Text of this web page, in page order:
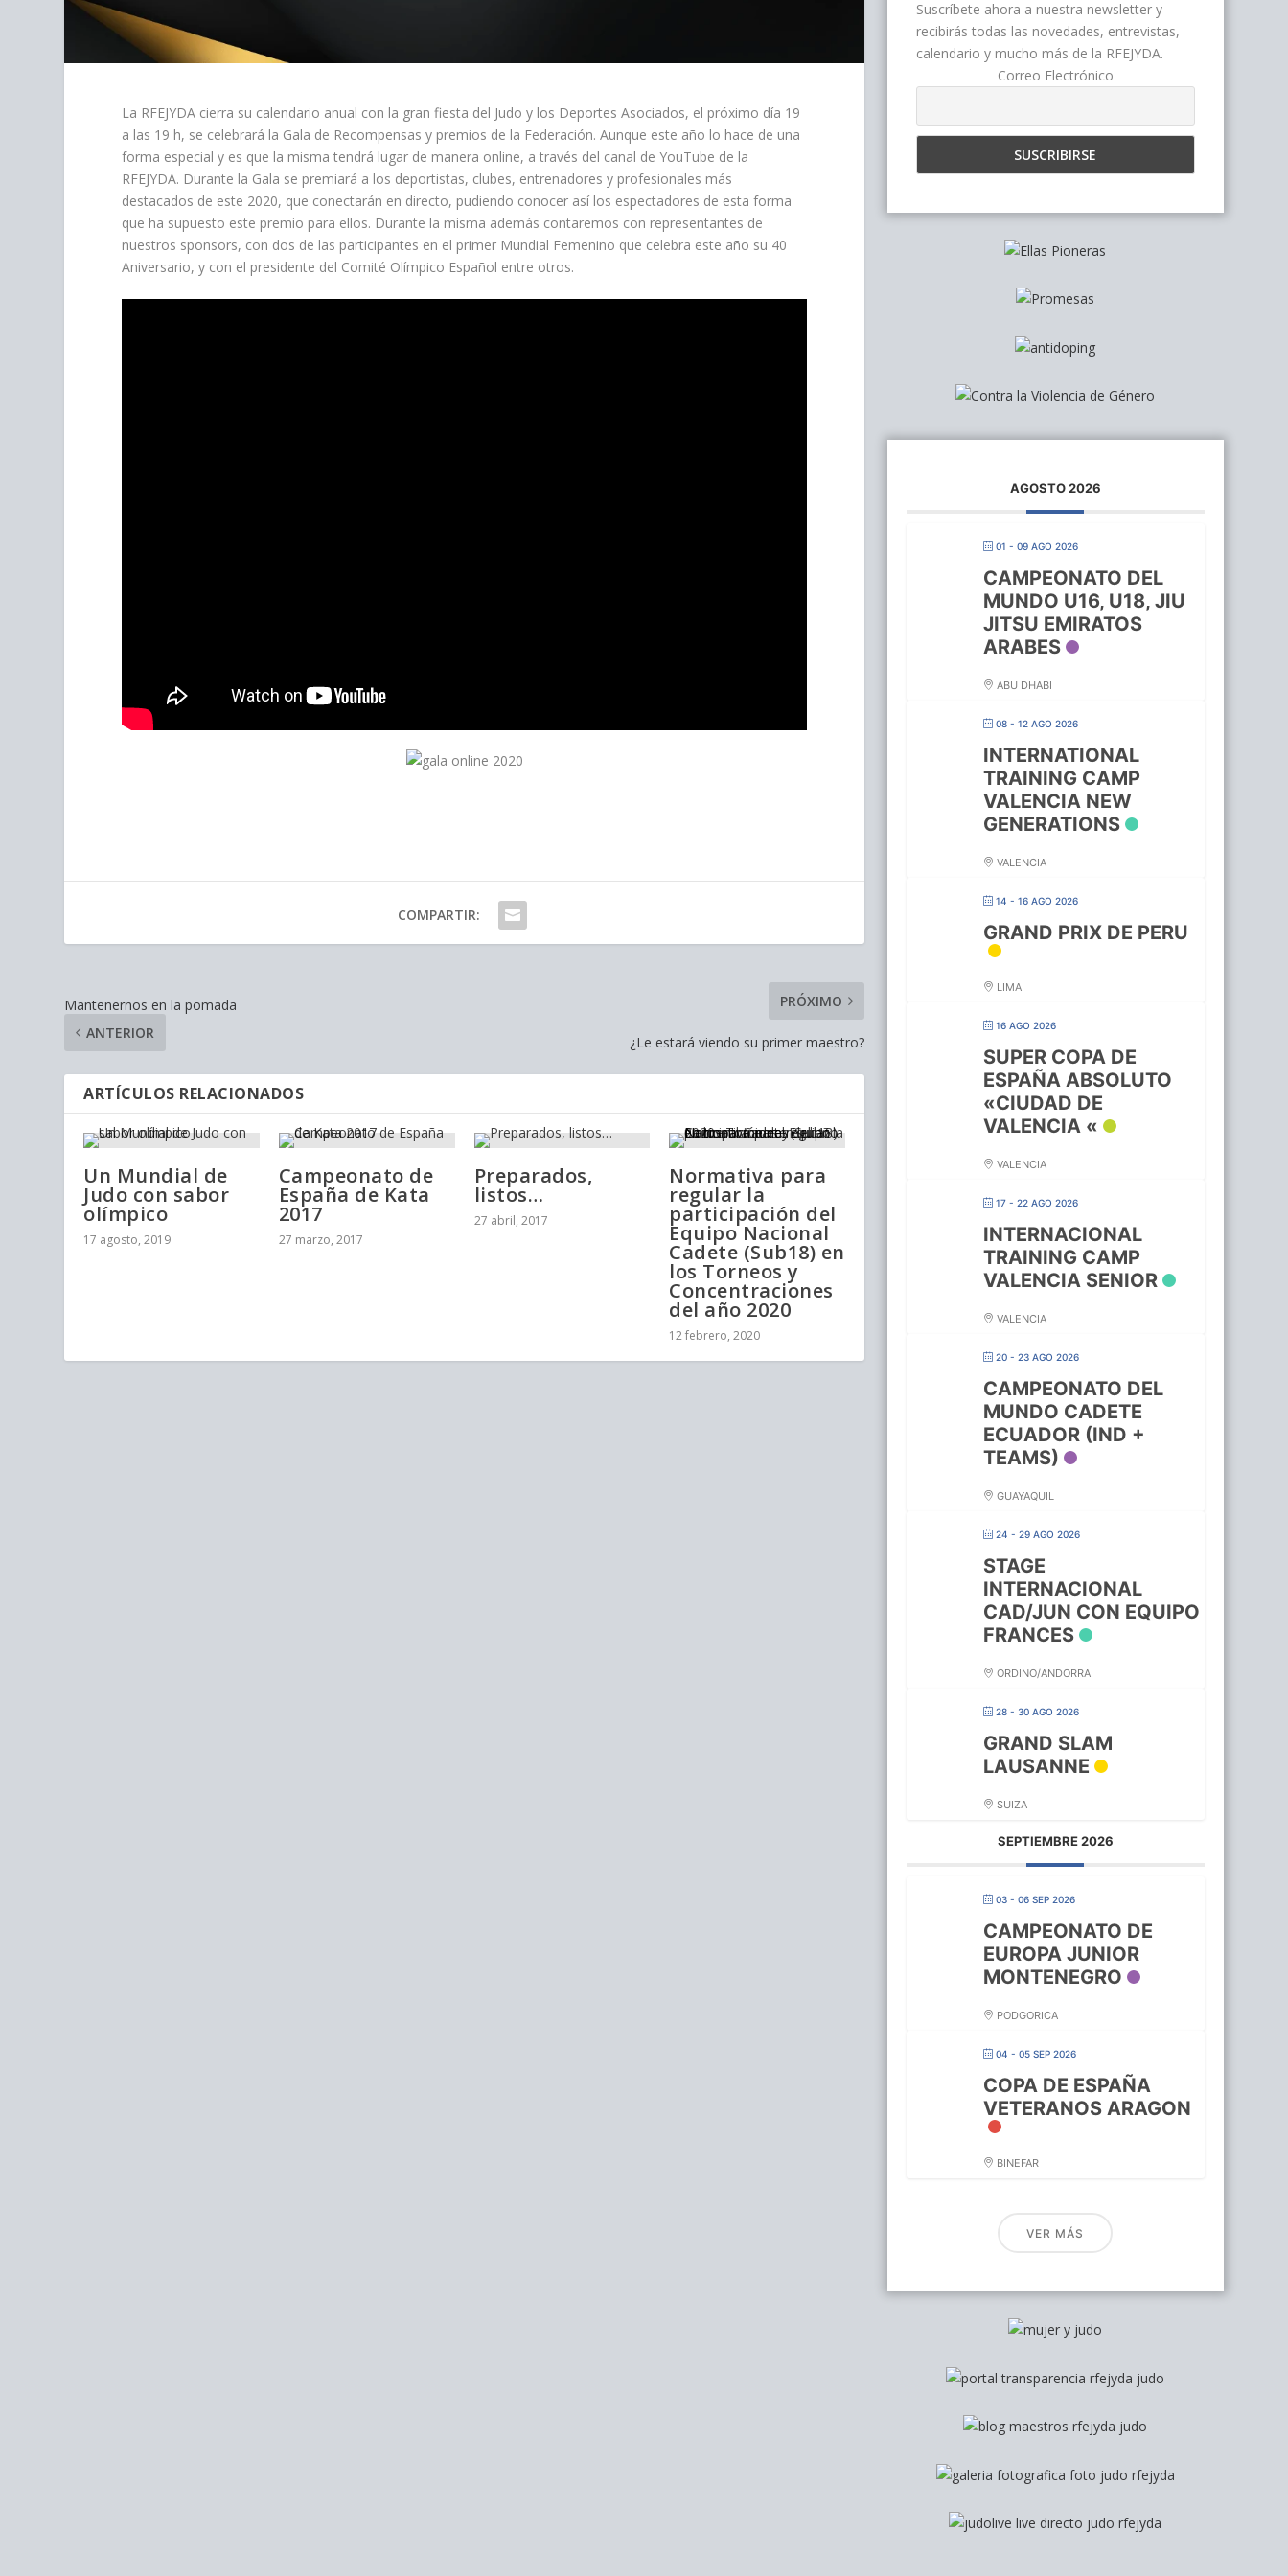
La RFEJYDA cierra su calendario anual con la gran fiesta del Judo y los Deportes Asociados, el próximo día 19
a las 19 h, se celebrará la Gala de Recompensas y premios de la Federación. Aunque este año lo hace de una
forma especial y es que la misma tendrá lugar de manera online, a través del canal de YouTube de la
RFEJYDA. Durante la Gala se premiará a los deportistas, clubes, entrenadores y profesionales más
destacados de este 2020, que conectarán en directo, pudiendo conocer así los espectadores de esta forma
que ha supuesto este premio para ellos. Durante la misma además contaremos con representantes de
nuestros sponsors, con dos de las participantes en el primer Mundial Femenino que celebra este año su 40
Aniversario, y con el presidente del Comité Olímpico Español entre otros.
COMPARTIR:
Mantenernos en la pomada
ANTERIOR
PRÓXIMO
¿Le estará viendo su primer maestro?
ARTÍCULOS RELACIONADOS
Un Mundial de
Judo con sabor
olímpico
17 agosto, 2019
Campeonato de
España de Kata
2017
27 marzo, 2017
Preparados,
listos…
27 abril, 2017
Normativa para
regular la
participación del
Equipo Nacional
Cadete (Sub18) en
los Torneos y
Concentraciones
del año 2020
12 febrero, 2020
Suscríbete ahora a nuestra newsletter y
recibirás todas las novedades, entrevistas,
calendario y mucho más de la RFEJYDA.
Correo Electrónico
AGOSTO 2026
01 - 09 AGO 2026
CAMPEONATO DEL
MUNDO U16, U18, JIU
JITSU EMIRATOS
ARABES
ABU DHABI
08 - 12 AGO 2026
INTERNATIONAL
TRAINING CAMP
VALENCIA NEW
GENERATIONS
VALENCIA
14 - 16 AGO 2026
GRAND PRIX DE PERU
LIMA
16 AGO 2026
SUPER COPA DE
ESPAÑA ABSOLUTO
«CIUDAD DE
VALENCIA «
VALENCIA
17 - 22 AGO 2026
INTERNACIONAL
TRAINING CAMP
VALENCIA SENIOR
VALENCIA
20 - 23 AGO 2026
CAMPEONATO DEL
MUNDO CADETE
ECUADOR (IND +
TEAMS)
GUAYAQUIL
24 - 29 AGO 2026
STAGE
INTERNACIONAL
CAD/JUN CON EQUIPO
FRANCES
ORDINO/ANDORRA
28 - 30 AGO 2026
GRAND SLAM
LAUSANNE
SUIZA
SEPTIEMBRE 2026
03 - 06 SEP 2026
CAMPEONATO DE
EUROPA JUNIOR
MONTENEGRO
PODGORICA
04 - 05 SEP 2026
COPA DE ESPAÑA
VETERANOS ARAGON
BINEFAR
VER MÁS